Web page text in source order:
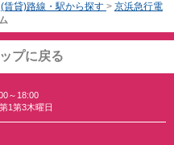
(賃貸)路線・駅から探す > 京浜急行電
プに戻る
～18:00
1第3木曜日